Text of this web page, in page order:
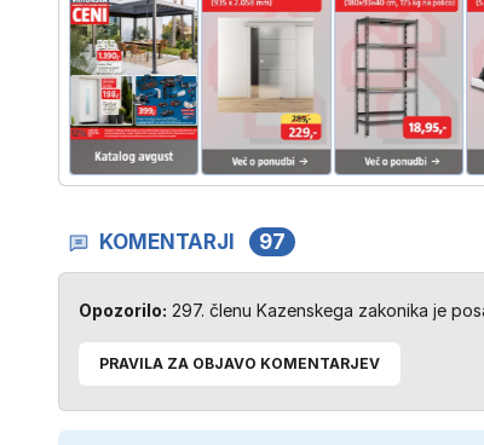
KOMENTARJI 97
Opozorilo: 297. členu Kazenskega zakonika je
PRAVILA ZA OBJAVO KOMENTARJEV